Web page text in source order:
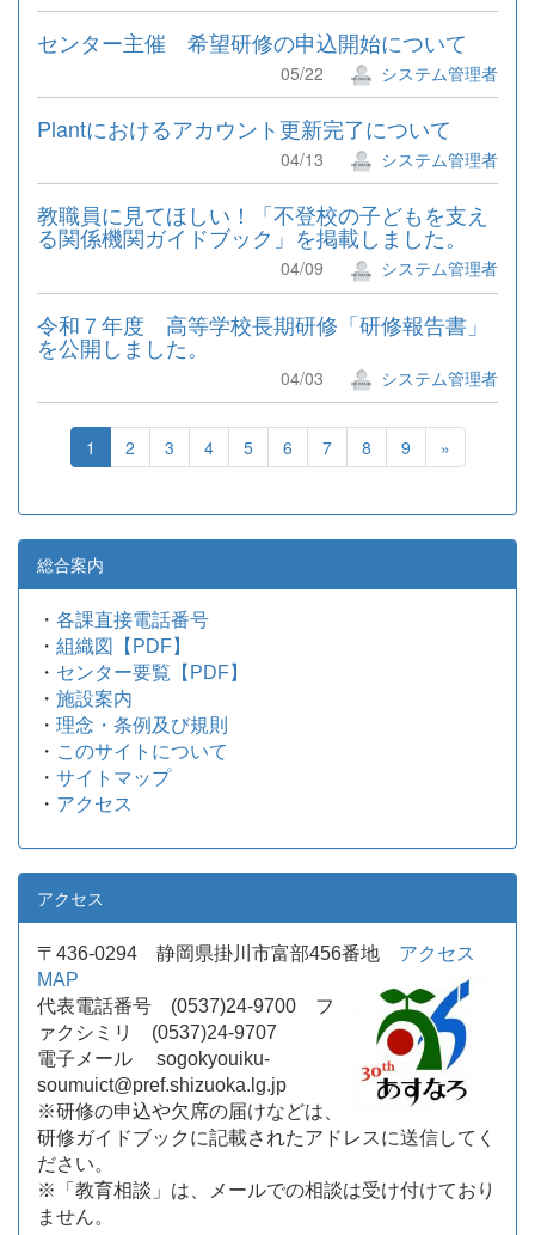
センター主催 希望研修の申込開始について
05/22 システム管理者
Plantにおけるアカウント更新完了について
04/13 システム管理者
教職員に見てほしい！「不登校の子どもを支え
る関係機関ガイドブック」を掲載しました。
04/09 システム管理者
令和７年度 高等学校長期研修「研修報告書」
を公開しました。
04/03 システム管理者
1 2 3 4 5 6 7 8 9 »
総合案内
・ 各課直接電話番号
・ 組織図【PDF】
・ センター要覧【PDF】
・ 施設案内
・ 理念・条例及び規則
・ このサイトについて
・ サイトマップ
・ アクセス
アクセス
〒436-0294 静岡県掛川市富部456番地 アクセス
MAP
代表電話番号 (0537)24-9700 フ
ァクシミリ (0537)24-9707
電子メール sogokyouiku-
soumuict@pref.shizuoka.lg.jp
※研修の申込や欠席の届けなどは、
研修ガイドブックに記載されたアドレスに送信してく
ださい。
※「教育相談」は、メールでの相談は受け付けており
ません。